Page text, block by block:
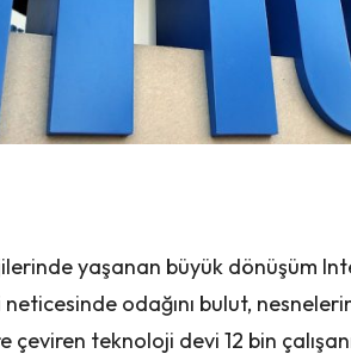
yaşanan büyük dönüşüm
odağını bulut,
teknoloji devi 12 bin